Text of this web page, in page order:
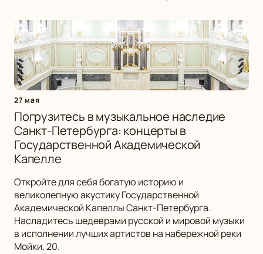
27 мая
Погрузитесь в музыкальное наследие
Санкт-Петербурга: концерты в
Государственной Академической
Капелле
Откройте для себя богатую историю и
великолепную акустику Государственной
Академической Капеллы Санкт-Петербурга.
Насладитесь шедеврами русской и мировой музыки
в исполнении лучших артистов на набережной реки
Мойки, 20.